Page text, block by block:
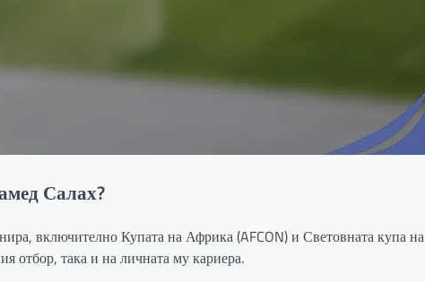
Салах?
включително Купата на Африка (AFCON) и Световната купа на
отбор, така и на личната му кариера.